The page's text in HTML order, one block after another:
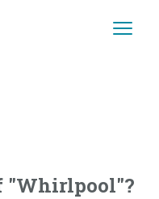
"Whirlpool"?